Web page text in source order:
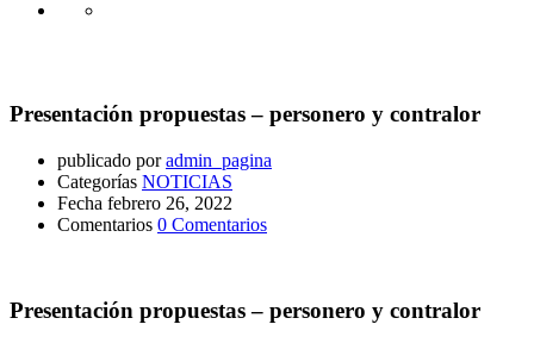
Presentación propuestas – personero y contralor
publicado por admin_pagina
Categorías NOTICIAS
Fecha febrero 26, 2022
Comentarios 0 Comentarios
Presentación propuestas – personero y contralor